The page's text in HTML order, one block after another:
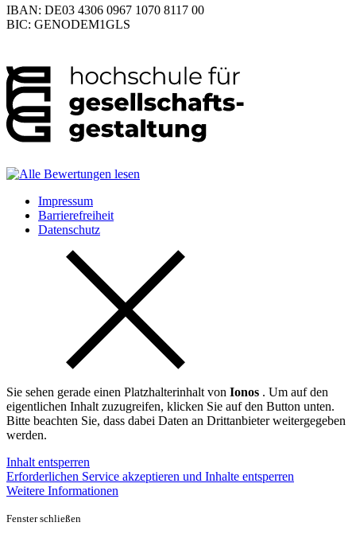
IBAN: DE03 4306 0967 1070 8117 00
BIC: GENODEM1GLS
Impressum
Barrierefreiheit
Datenschutz
Sie sehen gerade einen Platzhalterinhalt von Ionos . Um auf den
eigentlichen Inhalt zuzugreifen, klicken Sie auf den Button unten.
Bitte beachten Sie, dass dabei Daten an Drittanbieter weitergegeben
werden.
Inhalt entsperren
Erforderlichen Service akzeptieren und Inhalte entsperren
Weitere Informationen
Fenster schließen